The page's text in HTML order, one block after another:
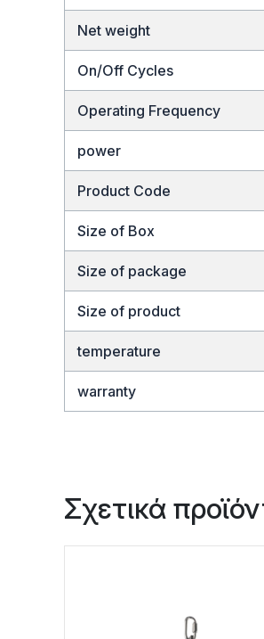
Net weight
On/Off Cycles
Operating Frequency
power
Product Code
Size of Box
Size of package
Size of product
temperature
warranty
Σχετικά